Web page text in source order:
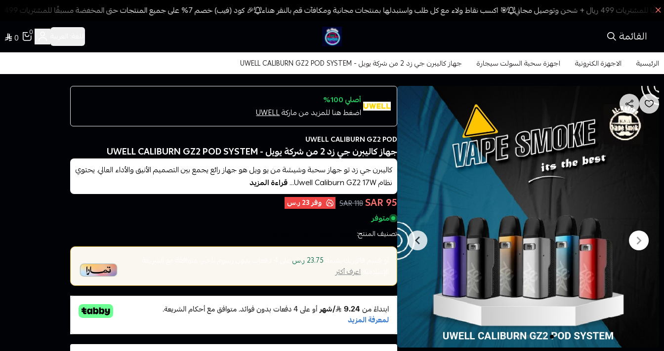
🎯 اكسب نقاط ولاء مع كل طلب واستبدلها بمنتجات مجانية ومكافآت قم بالنقر هناء 🎉 كود (فيب) خصم 7% على جميع المنتجات حتى المخفضة مسبقًا للمشتريات 499 ريال + شحن وتوصيل مجاني
القائمة فيب المدينة
0
0
الرئيسية الاجهزة الكترونية اجهزة سحبة السولت سيجارة جهاز كاليبرن جي زد 2 من شركة يويل - UWELL CALIBURN GZ2 POD SYSTEM
أصلي 100%
اضغط هنا للمزيد من ماركةUWELL
UWELL CALIBURN GZ2 POD
جهاز كاليبرن جي زد 2 من شركة يويل - UWELL CALIBURN GZ2 POD SYSTEM
كاليبرن جي زد تو جهاز سحبة وشيشة من يو ويل هو جهاز رائع يجمع بين التصميم الأنيق والأداء العالي. يحتوي
نظام Uwell Caliburn GZ2 17W...
قراءة المزيد
95 SAR
118 SAR وفر23 ر.س
متوفر
تصنيف المنتج:
23.75 ر.س على
الإسلاميةاعرف أكثر